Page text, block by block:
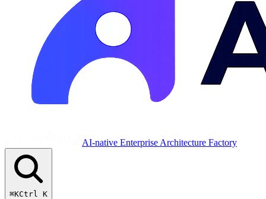
AI-native Enterprise Architecture Factory
⌘KCtrl K